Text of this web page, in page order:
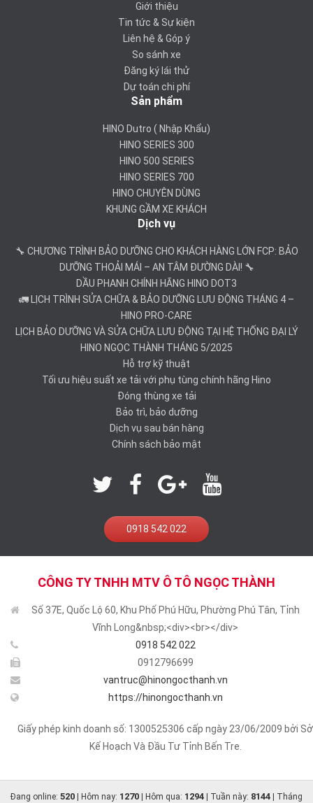
Giới thiệu
Tin tức & Sự kiện
Liên hệ & Góp ý
So sánh xe
Đăng ký lái thử
Dự toán chi phí
Sản phẩm
HINO Dutro ( Nhập Khẩu)
HINO SERIES 300
HINO 500 SERIES
HINO SERIES 700
HINO CHUYÊN DÙNG
KHUNG GẦM XE KHÁCH
Dịch vụ
🔧 CHƯƠNG TRÌNH BẢO DƯỠNG CHO KHÁCH HÀNG LỚN FCP: BẢO
DƯỠNG THOẢI MÁI – AN TÂM ĐƯỜNG DÀI! 🔧
DẦU PHANH CHÍNH HÃNG HINO DOT3
🚛 LỊCH TRÌNH SỬA CHỮA & BẢO DƯỠNG LƯU ĐỘNG THÁNG 4 –
HINO PRO-CARE
LỊCH BẢO DƯỠNG VÀ SỬA CHỮA LƯU ĐỘNG TẠI HỆ THỐNG ĐẠI LÝ
HINO NGỌC THÀNH THÁNG 5/2025
Hỗ trợ kỹ thuật
Tối ưu hiệu suất xe tải với phụ tùng chính hãng Hino
Đóng thùng xe tải
Bảo trì, bảo dưỡng
Dịch vụ sau bán hàng
Chính sách bảo mật
0918 542 022
CÔNG TY TNHH MTV Ô TÔ NGỌC THÀNH
Số 37E, Quốc Lộ 60, Khu Phố Phú Hữu, Phường Phú Tân, Tỉnh
Vĩnh Long&nbsp;<div><br></div>
0918 542 022
0912796699
vantruc@hinongocthanh.vn
https://hinongocthanh.vn
Giấy phép kinh doanh số: 1300525306 cấp ngày 23/06/2009 bởi Sở
Kế Hoạch Và Đầu Tư Tỉnh Bến Tre.
Đang online: 520 | Hôm nay: 1270 | Hôm qua: 1294 | Tuần này: 8144 | Tháng